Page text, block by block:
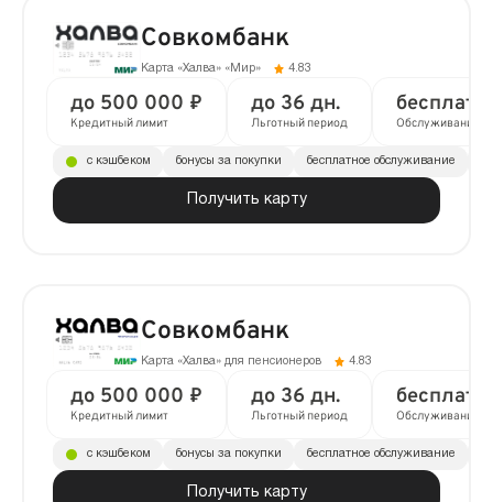
Совкомбанк
Карта «Халва» «Мир» 4.83
до 500 000 ₽
Кредитный лимит
до 36 дн.
Льготный период Обслуживание
Получить карту
с кэшбеком бонусы за покупки бесплатное обслуживание
Совкомбанк
Карта «Халва» для пенсионеров 4.83
до 500 000 ₽
Кредитный лимит
до 36 дн.
Льготный период Обслуживание
Получить карту
с кэшбеком бонусы за покупки бесплатное обслуживание